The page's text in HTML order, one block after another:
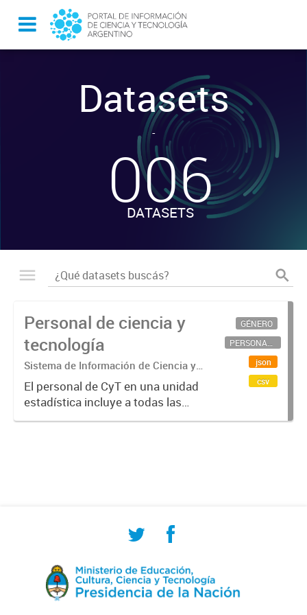
Datasets
-
006
DATASETS
Personal de ciencia y
tecnología
Sistema de Información de Ciencia y
Tecnología Argentino (SICYTAR)
El personal de CyT en una unidad
estadística incluye a todas las
personas involucradas
GÉNERO
PERSONAL CIENTÍFICO-TECNOLÓGICO
json
csv